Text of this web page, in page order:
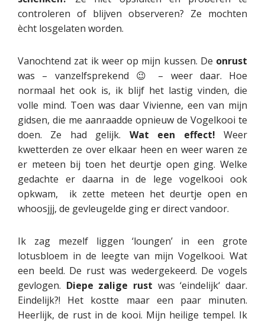
controleren of blijven observeren? Ze mochten
ècht losgelaten worden.
Vanochtend zat ik weer op mijn kussen. De onrust
was – vanzelfsprekend 😉 – weer daar. Hoe
normaal het ook is, ik blijf het lastig vinden, die
volle mind. Toen was daar Vivienne, een van mijn
gidsen, die me aanraadde opnieuw de Vogelkooi te
doen. Ze had gelijk. Wat een effect! Weer
kwetterden ze over elkaar heen en weer waren ze
er meteen bij toen het deurtje open ging. Welke
gedachte er daarna in de lege vogelkooi ook
opkwam, ik zette meteen het deurtje open en
whoosjjj, de gevleugelde ging er direct vandoor.
Ik zag mezelf liggen ‘loungen’ in een grote
lotusbloem in de leegte van mijn Vogelkooi. Wat
een beeld. De rust was wedergekeerd. De vogels
gevlogen. Diepe zalige rust was ‘eindelijk‘ daar.
Eindelijk?! Het kostte maar een paar minuten.
Heerlijk, de rust in de kooi. Mijn heilige tempel. Ik